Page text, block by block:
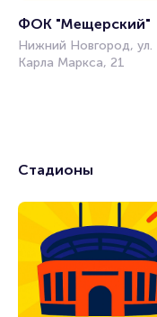
ФОК "Мещерский"
Нижний Новгород, ул.
Карла Маркса, 21
Стадионы